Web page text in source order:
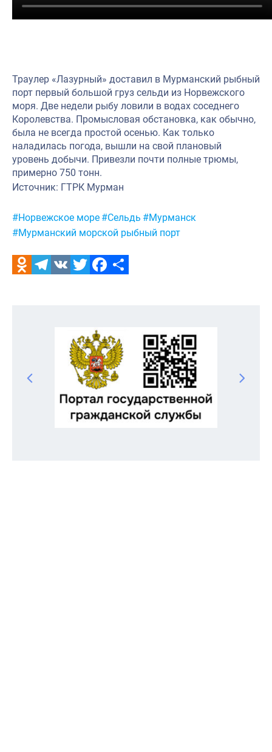
Инфографика
Большая африканская экспедиция
Укрепление духовно-нравственных ценностей
События в России и мире
Траулер «Лазурный» доставил в Мурманский рыбный
порт первый большой груз сельди из Норвежского
моря. Две недели рыбу ловили в водах соседнего
Королевства. Промысловая обстановка, как обычно,
была не всегда простой осенью. Как только
наладилась погода, вышли на свой плановый
уровень добычи. Привезли почти полные трюмы,
примерно 750 тонн.
Источник: ГТРК Мурман
Метки:
#Норвежское море #Сельдь #Мурманск
#Мурманский морской рыбный порт